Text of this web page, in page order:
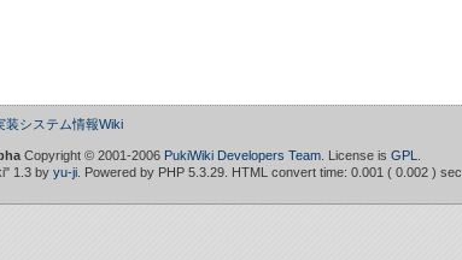
装システム情報Wiki
Copyright © 2001-2006 PukiWiki Developers Team . License is GPL
1.3 by yu-ji . Powered by PHP 5.3.29. HTML convert time: 0.001 ( 0.002 ) sec.